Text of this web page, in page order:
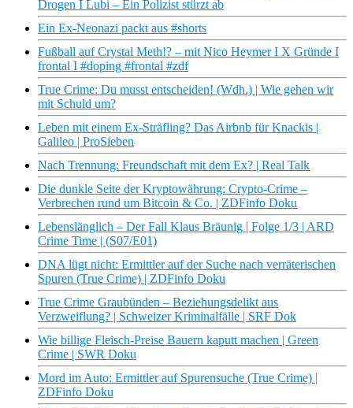
Drogen I Lubi – Ein Polizist stürzt ab
Ein Ex-Neonazi packt aus #shorts
Fußball auf Crystal Meth!? – mit Nico Heymer I X Gründe I
frontal I #doping #frontal #zdf
True Crime: Du musst entscheiden! (Wdh.) | Wie gehen wir
mit Schuld um?
Leben mit einem Ex-Sträfling? Das Airbnb für Knackis |
Galileo | ProSieben
Nach Trennung: Freundschaft mit dem Ex? | Real Talk
Die dunkle Seite der Kryptowährung: Crypto-Crime –
Verbrechen rund um Bitcoin & Co. | ZDFinfo Doku
Lebenslänglich – Der Fall Klaus Bräunig | Folge 1/3 | ARD
Crime Time | (S07/E01)
DNA lügt nicht: Ermittler auf der Suche nach verräterischen
Spuren (True Crime) | ZDFinfo Doku
True Crime Graubünden – Beziehungsdelikt aus
Verzweiflung? | Schweizer Kriminalfälle | SRF Dok
Wie billige Fleisch-Preise Bauern kaputt machen | Green
Crime | SWR Doku
Mord im Auto: Ermittler auf Spurensuche (True Crime) |
ZDFinfo Doku